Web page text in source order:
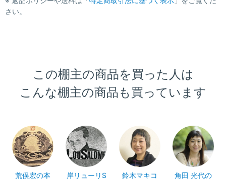
さい。
この棚主の商品を買った人は
こんな棚主の商品も買っています
荒俣宏の本
岸リューリS
鈴木マキコ
角田 光代の